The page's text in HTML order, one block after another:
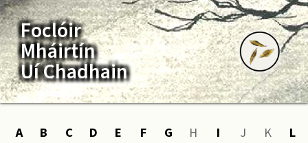
Foclóir
Mháirtín
Uí Chadhain
A B C D E F G H I J K
L